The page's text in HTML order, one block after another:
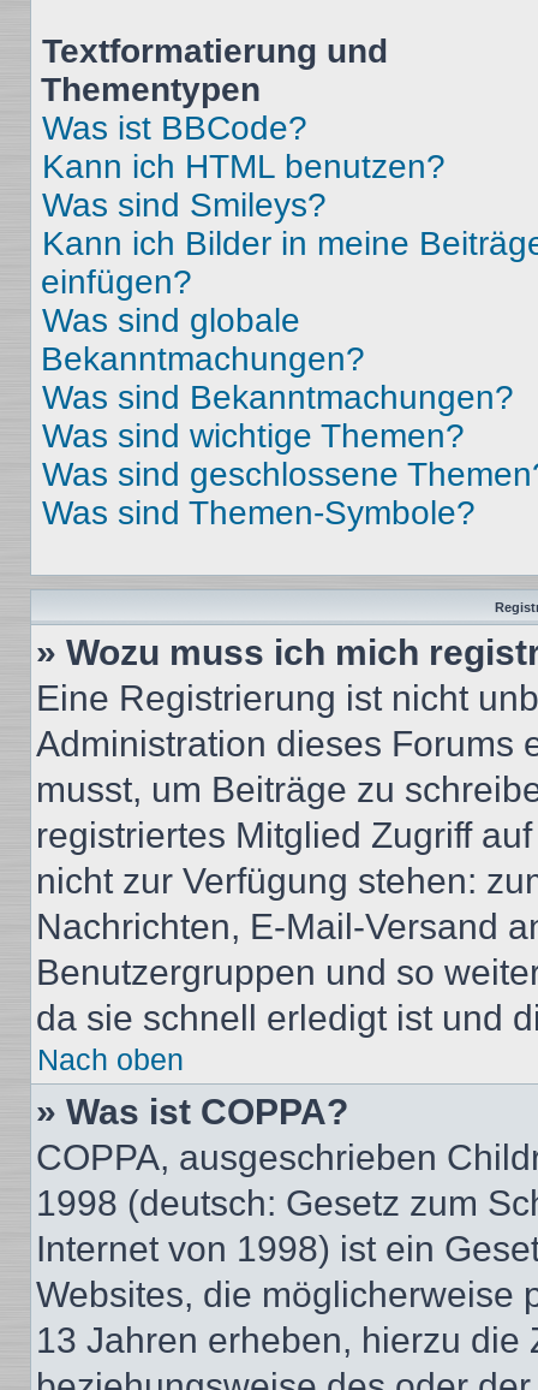
Textformatierung und
Thementypen
Was ist BBCode?
Kann ich HTML benutzen?
Was sind Smileys?
Kann ich Bilder in meine
einfügen?
Was sind globale
Bekanntmachungen?
Was sind Bekanntmachungen?
Was sind wichtige Themen?
Was sind geschlossene
Was sind Themen-Symbole?
» Wozu muss ich mich
Eine Registrierung ist nicht
Administration dieses Forums
musst, um Beiträge zu
registriertes Mitglied Zugriff
nicht zur Verfügung stehen:
Nachrichten, E-Mail-Versand
Benutzergruppen und so
da sie schnell erledigt ist und
Nach oben
» Was ist COPPA?
COPPA, ausgeschrieben
1998 (deutsch: Gesetz zum
Internet von 1998) ist ein
Websites, die möglicherweise
13 Jahren erheben, hierzu die